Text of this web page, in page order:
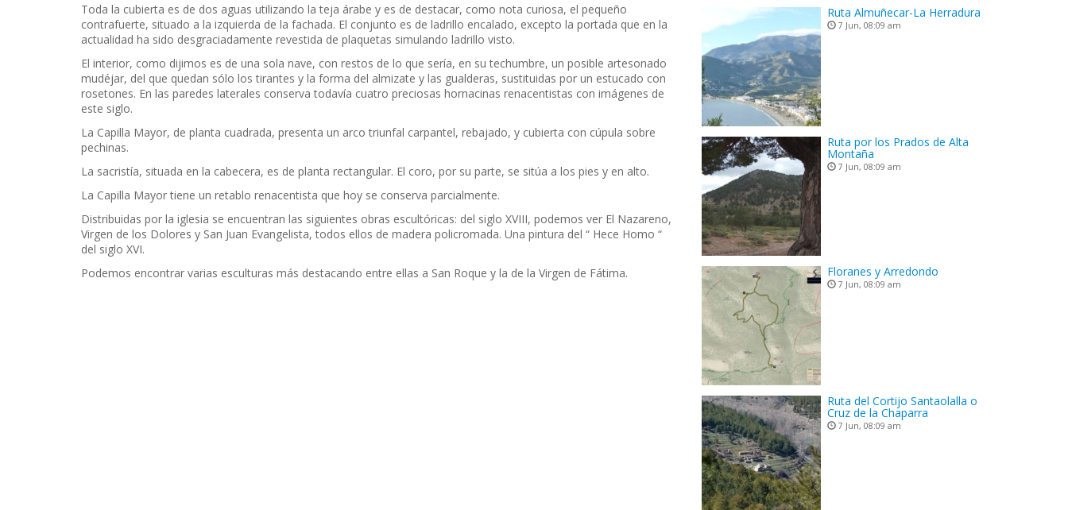
Toda la cubierta es de dos aguas utilizando la teja árabe y es de destacar, como nota curiosa, el pequeño
contrafuerte, situado a la izquierda de la fachada. El conjunto es de ladrillo encalado, excepto la portada que en la
actualidad ha sido desgraciadamente revestida de plaquetas simulando ladrillo visto.
El interior, como dijimos es de una sola nave, con restos de lo que sería, en su techumbre, un posible artesonado
mudéjar, del que quedan sólo los tirantes y la forma del almizate y las gualderas, sustituidas por un estucado con
rosetones. En las paredes laterales conserva todavía cuatro preciosas hornacinas renacentistas con imágenes de
este siglo.
La Capilla Mayor, de planta cuadrada, presenta un arco triunfal carpantel, rebajado, y cubierta con cúpula sobre
pechinas.
La sacristía, situada en la cabecera, es de planta rectangular. El coro, por su parte, se sitúa a los pies y en alto.
La Capilla Mayor tiene un retablo renacentista que hoy se conserva parcialmente.
Distribuidas por la iglesia se encuentran las siguientes obras escultóricas: del siglo XVIII, podemos ver El Nazareno,
Virgen de los Dolores y San Juan Evangelista, todos ellos de madera policromada. Una pintura del “ Hece Homo “
del siglo XVI.
Podemos encontrar varias esculturas más destacando entre ellas a San Roque y la de la Virgen de Fátima.
Ruta Almuñecar-La Herradura
7 Jun, 08:09 am
Ruta por los Prados de Alta
Montaña
7 Jun, 08:09 am
Floranes y Arredondo
7 Jun, 08:09 am
Ruta del Cortijo Santaolalla o
Cruz de la Chaparra
7 Jun, 08:09 am